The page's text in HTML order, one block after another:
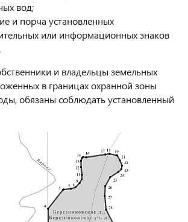
вод;
и порча установленных
или информационных знаков
и владельцы земельных
в границах охранной зоны
обязаны соблюдать установленный